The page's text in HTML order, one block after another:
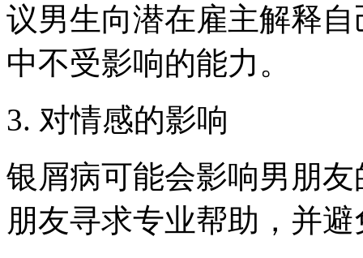
议男生向潜在雇主解释
中不受影响的能力。
3. 对情感的影响
银屑病可能会影响男朋
朋友寻求专业帮助，并